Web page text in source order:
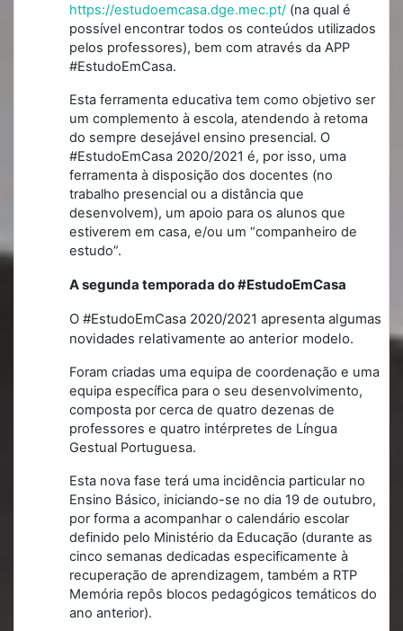
https://estudoemcasa.dge.mec.pt/ (na qual é
possível encontrar todos os conteúdos utilizados
pelos professores), bem com através da APP
#EstudoEmCasa.
Esta ferramenta educativa tem como objetivo ser
um complemento à escola, atendendo à retoma
do sempre desejável ensino presencial. O
#EstudoEmCasa 2020/2021 é, por isso, uma
ferramenta à disposição dos docentes (no
trabalho presencial ou a distância que
desenvolvem), um apoio para os alunos que
estiverem em casa, e/ou um “companheiro de
estudo”.
A segunda temporada do #EstudoEmCasa
O #EstudoEmCasa 2020/2021 apresenta algumas
novidades relativamente ao anterior modelo.
Foram criadas uma equipa de coordenação e uma
equipa específica para o seu desenvolvimento,
composta por cerca de quatro dezenas de
professores e quatro intérpretes de Língua
Gestual Portuguesa.
Esta nova fase terá uma incidência particular no
Ensino Básico, iniciando-se no dia 19 de outubro,
por forma a acompanhar o calendário escolar
definido pelo Ministério da Educação (durante as
cinco semanas dedicadas especificamente à
recuperação de aprendizagem, também a RTP
Memória repôs blocos pedagógicos temáticos do
ano anterior).